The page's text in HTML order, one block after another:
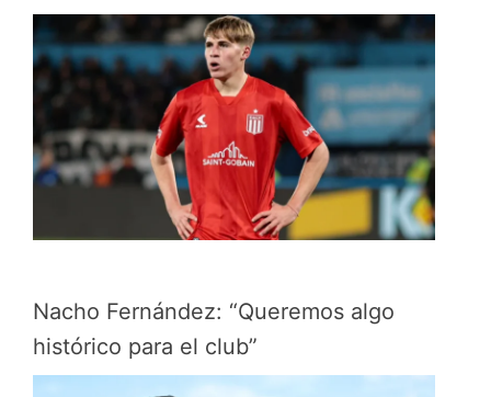
Nacho Fernández: “Queremos algo
histórico para el club”